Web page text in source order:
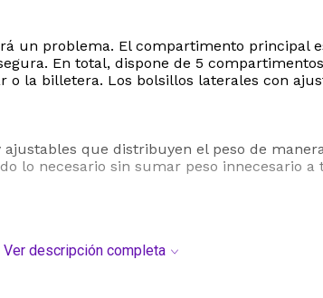
un problema. El compartimento principal
En total, dispone de 5
la billetera. Los bolsillos laterales con
que distribuyen el peso de
lo necesario sin sumar peso innecesario a
Ver descripción completa